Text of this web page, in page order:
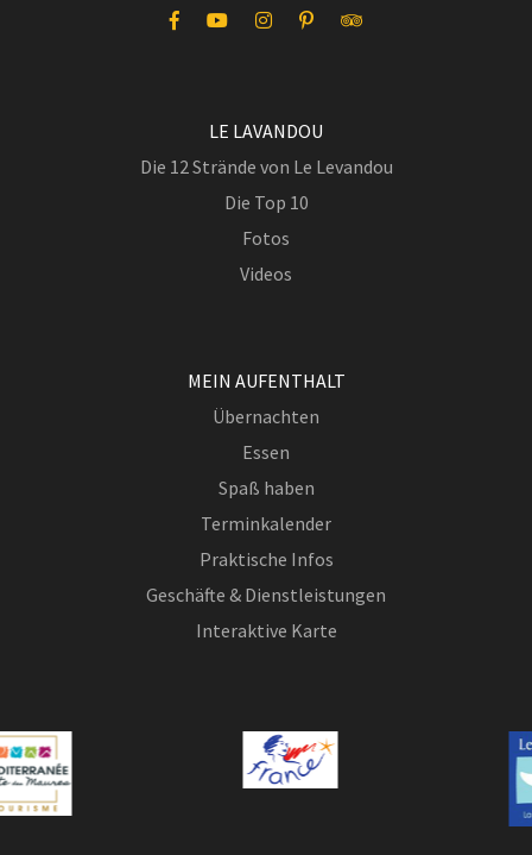
LE LAVANDOU
Die 12 Strände von Le Levandou
Die Top 10
Fotos
Videos
MEIN AUFENTHALT
Übernachten
Essen
Spaß haben
Terminkalender
Praktische Infos
Geschäfte & Dienstleistungen
Interaktive Karte